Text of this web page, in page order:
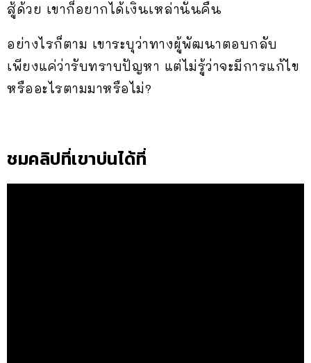
สู้ด้วย เขาก็อยากได้เงินเหล่านั้นคืน
อย่างไรก็ตาม เขาระบุว่าทางผู้พัฒนาตอบกลับ
เพียงแค่ว่ารับทราบปัญหา แต่ไม่รู้ว่าจะมีการแก้ไข
หรืออะไรตามมาหรือไม่?
ชมคลิปที่เขาบ่นได้ที่